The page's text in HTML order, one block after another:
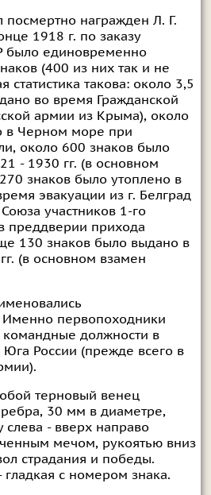
награжден Л. Г.
1918 г. по заказу
было единовременно
(400 из них так и не
такова: около 3,5
во время Гражданской
армии из Крыма), около
в Черном море при
около 600 знаков было
- 1930 гг. (в основном
знаков было утоплено в
эвакуации из г. Белград
участников 1-го
преддверии прихода
130 знаков было выдано в
(в основном взамен
первопоходники
должности в
России (прежде всего в
терновый венец
30 мм в диаметре,
слева - вверх направо
мечом, рукоятью вниз
страдания и победы.
гладкая с номером знака.